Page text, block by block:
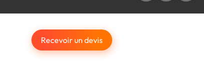
Recevoir un devis